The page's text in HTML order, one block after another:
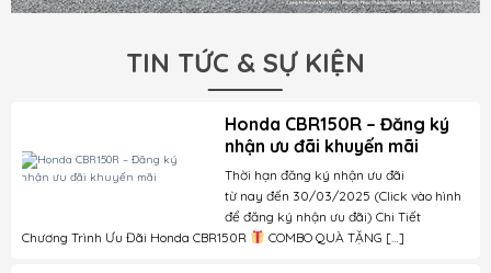
TIN TỨC & SỰ KIỆN
Honda CBR150R – Đăng ký
nhận ưu đãi khuyến mãi
Thời hạn đăng ký nhận ưu đãi
từ nay đến 30/03/2025 (Click vào hình
để đăng ký nhận ưu đãi) Chi Tiết
Chương Trình Ưu Đãi Honda CBR150R
COMBO QUÀ TẶNG […]